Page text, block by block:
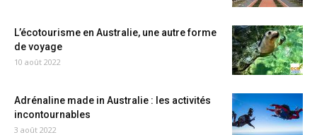
L’écotourisme en Australie, une autre forme
de voyage
10 août 2022
Adrénaline made in Australie : les activités
incontournables
3 août 2022